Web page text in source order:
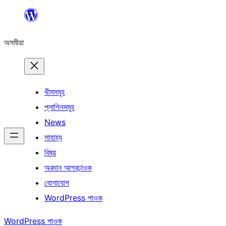
বিষয়বস্তুলৈ
অসমীয়া
থীমসমূহ
প্লাগিনসমূহ
News
সাহায্য
বিষয়
অৱদান আগবঢ়াওক
যোগাযোগ
WordPress পাওক
WordPress পাওক